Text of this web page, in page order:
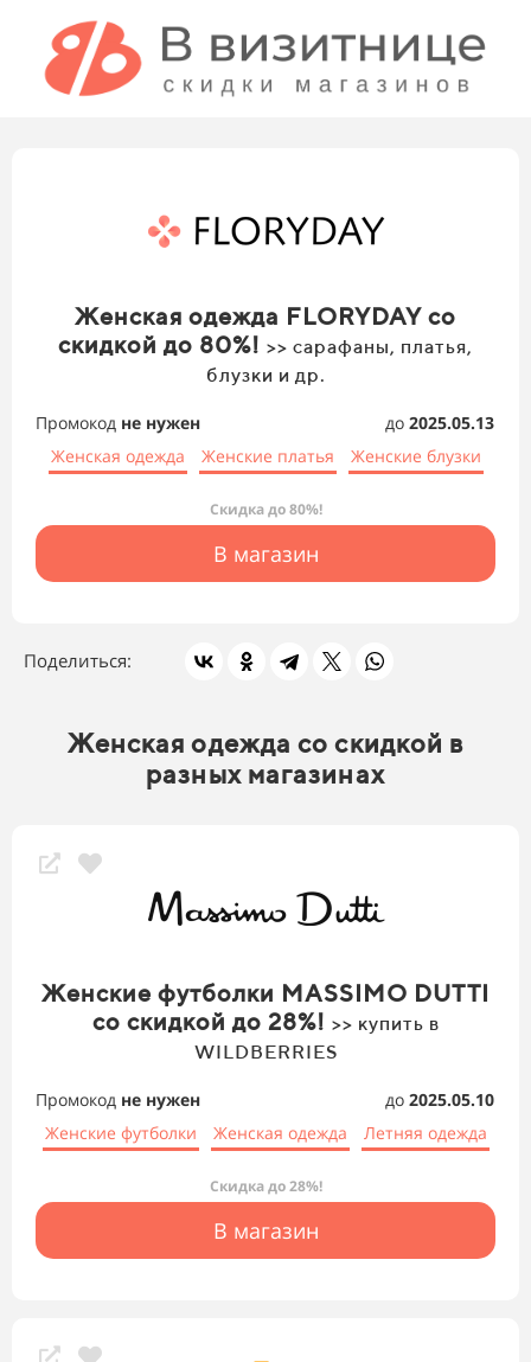
Женская одежда FLORYDAY со
скидкой до 80%! >> сарафаны, платья,
блузки и др.
Промокод не нужен до 2025.05.13
Женская одежда
Женские платья Женские блузки
Скидка до 80%!
В магазин
Поделиться:
Женская одежда со скидкой в
разных магазинах
Женские футболки MASSIMO DUTTI
со скидкой до 28%! >> купить в
WILDBERRIES
Промокод не нужен до 2025.05.10
Женские футболки
Женская одежда Летняя одежда
Скидка до 28%!
В магазин